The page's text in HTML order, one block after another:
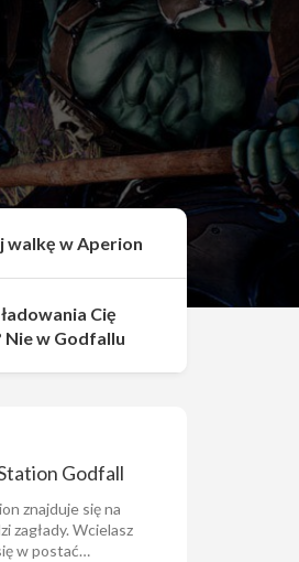
Udostępnij
walkę w Aperion
Cię
Nie w Godfallu
Godfall
znajduje się na
zagłady. Wcielasz
w postać…